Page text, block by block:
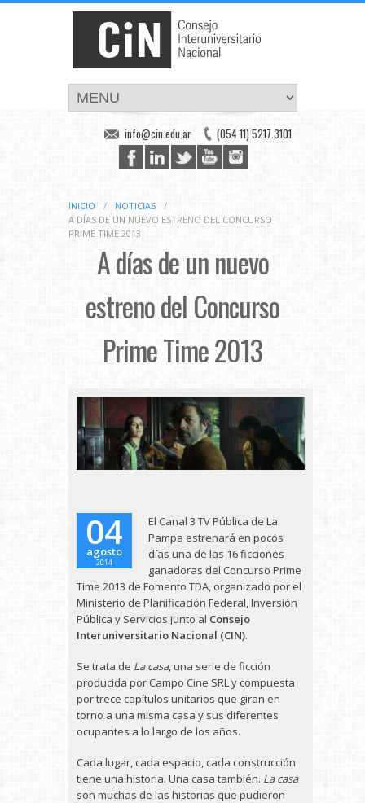
(054 11) 5217.3101
info@cin.edu.ar
INICIO / NOTICIAS
/
A DÍAS DE UN NUEVO ESTRENO DEL CONCURSO
PRIME TIME 2013
A días de un nuevo
estreno del Concurso
Prime Time 2013
04
agosto
2014
El Canal 3 TV Pública de La
Pampa estrenará en pocos
días una de las 16 ficciones
ganadoras del Concurso Prime
Time 2013 de Fomento TDA, organizado por el
Ministerio de Planificación Federal, Inversión
Pública y Servicios junto al Consejo
Interuniversitario Nacional (CIN).
Se trata de La casa, una serie de ficción
producida por Campo Cine SRL y compuesta
por trece capítulos unitarios que giran en
torno a una misma casa y sus diferentes
ocupantes a lo largo de los años.
Cada lugar, cada espacio, cada construcción
tiene una historia. Una casa también. La casa
son muchas de las historias que pudieron